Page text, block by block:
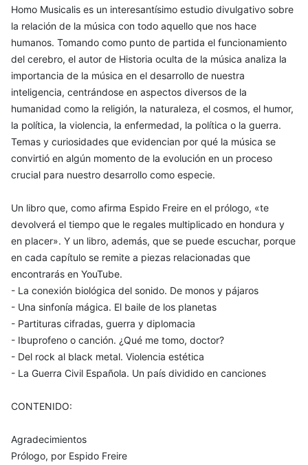
Homo Musicalis es un interesantísimo estudio divulgativo sobre
la relación de la música con todo aquello que nos hace
humanos. Tomando como punto de partida el funcionamiento
del cerebro, el autor de Historia oculta de la música analiza la
importancia de la música en el desarrollo de nuestra
inteligencia, centrándose en aspectos diversos de la
humanidad como la religión, la naturaleza, el cosmos, el humor,
la política, la violencia, la enfermedad, la política o la guerra.
Temas y curiosidades que evidencian por qué la música se
convirtió en algún momento de la evolución en un proceso
crucial para nuestro desarrollo como especie.
Un libro que, como afirma Espido Freire en el prólogo, «te
devolverá el tiempo que le regales multiplicado en hondura y
en placer». Y un libro, además, que se puede escuchar, porque
en cada capítulo se remite a piezas relacionadas que
encontrarás en YouTube.
- La conexión biológica del sonido. De monos y pájaros
- Una sinfonía mágica. El baile de los planetas
- Partituras cifradas, guerra y diplomacia
- Ibuprofeno o canción. ¿Qué me tomo, doctor?
- Del rock al black metal. Violencia estética
- La Guerra Civil Española. Un país dividido en canciones
CONTENIDO:
Agradecimientos
Prólogo, por Espido Freire